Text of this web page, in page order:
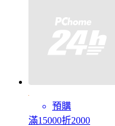
預購
滿15000折2000